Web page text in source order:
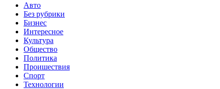
Авто
Без рубрики
Бизнес
Интересное
Культура
Общество
Политика
Проишествия
Спорт
Технологии